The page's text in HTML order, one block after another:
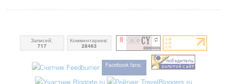
Записей:
717
Комментариев:
28463
Facebook fans: